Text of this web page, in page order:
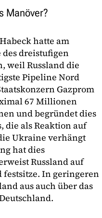
Manöver?
hatte am
des dreistufigen
weil Russland die
Pipeline Nord
Gazprom
67 Millionen
und begründet dies
die als Reaktion auf
Ukraine verhängt
hat dies
Russland auf
festsitze. In geringeren
aus auch über das